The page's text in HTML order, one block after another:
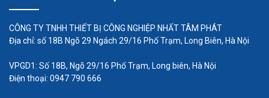
CÔNG TY TNHH THIẾT BỊ CÔNG NGHIỆP NHẤT TÂM PHÁT
Địa chỉ: số 18B Ngõ 29 Ngách 29/16 Phố Trạm, Long Biên, Hà Nội
VPGD1: Số 18B, Ngõ 29/16 Phố Trạm, Long biên, Hà Nội
Điện thoại: 0947 790 666